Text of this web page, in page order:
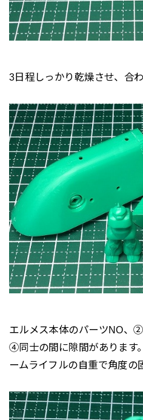
3日程しっかり乾燥させ、合
エルメス本体のパーツNO
④同士の間に隙間があります
ームライフルの自重で角度の